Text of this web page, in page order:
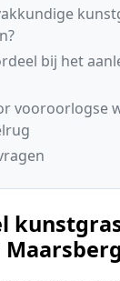
bij het
vooroorlogse